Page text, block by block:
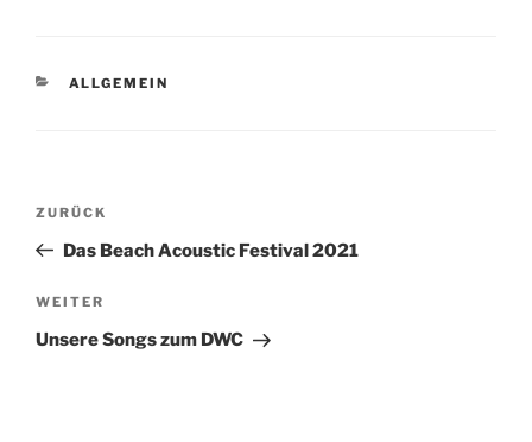
KATEGORIEN
ALLGEMEIN
Beitragsnavigation
Vorheriger
Beitrag
ZURÜCK
Das Beach Acoustic Festival 2021
Nächster
Beitrag
WEITER
Unsere Songs zum DWC